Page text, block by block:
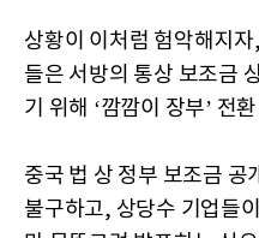
상황이 이처럼 험악해지
들은 서방의 통상 보조금
기 위해 ‘깜깜이 장부’ 전
중국 법 상 정부 보조금 공
불구하고, 상당수 기업들